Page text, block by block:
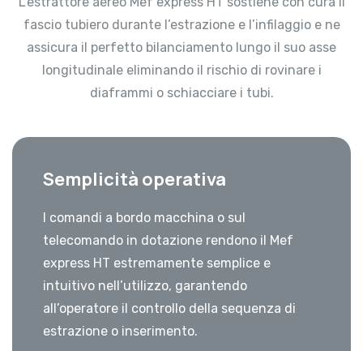
fascio tubiero durante l’estrazione e l’infilaggio e ne
assicura il perfetto bilanciamento lungo il suo asse
longitudinale eliminando il rischio di rovinare i
diaframmi o schiacciare i tubi.
Semplicità operativa
I comandi a bordo macchina o sul
telecomando in dotazione rendono il Mef
express HT estremamente semplice e
intuitivo nell’utilizzo, garantendo
all’operatore il controllo della sequenza di
estrazione o inserimento.